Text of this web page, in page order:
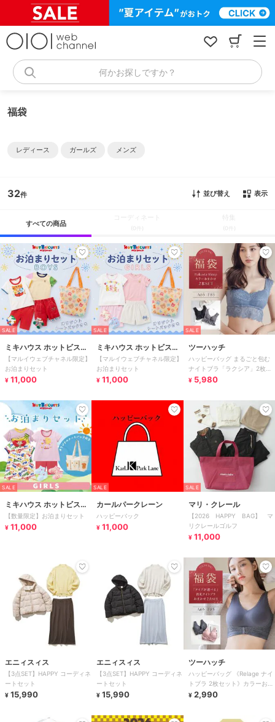
何かお探しですか？
福袋
レディース ガールズ メンズ
32 並び替え 表示
すべての商品
(0件) (0件)
SALE
ミキハウス ホットビスケ
ッツ
【マルイウェブチャネル限定】
お泊まりセット
¥ 11,000
SALE
ミキハウス ホットビスケ
ッツ
【マルイウェブチャネル限定】
お泊まりセット
¥ 11,000
SALE
ツーハッチ
ハッピーバッグ まるごと包む
ナイトブラ「ラクシア」2枚セ
ット ツーハッチ
¥ 5,980
SALE
ミキハウス ホットビスケ
ッツ
【数量限定】お泊まりセット
¥ 11,000
SALE
カールパークレーン
ハッピーバック
¥ 11,000
SALE
マリ・クレール
【2026 HAPPY BAG】 マ
リクレールゴルフ
¥ 11,000
エニィスィス
【3点SET】HAPPY コーディネ
ートセット
¥ 15,990
エニィスィス
【3点SET】HAPPY コーディネ
ートセット
¥ 15,990
ツーハッチ
ハッピーバッグ 《Relage ナイ
トブラ 2枚セット》カラーおま
かせ ツーハッチ
¥ 2,990